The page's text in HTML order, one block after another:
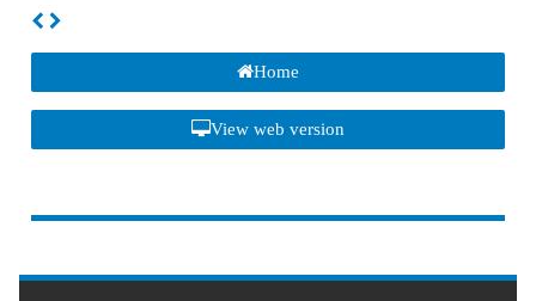
Home
View web version